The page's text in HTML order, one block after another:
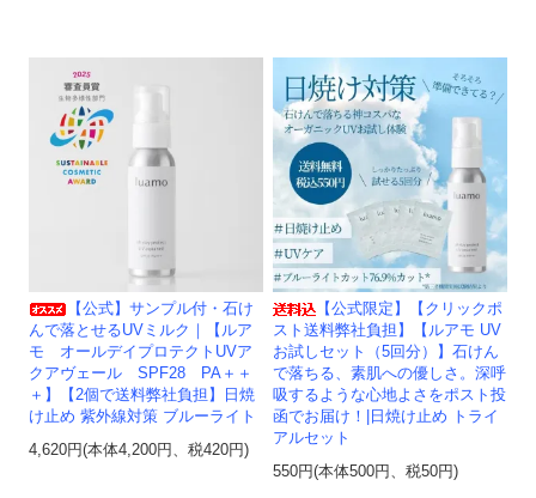
【公式】サンプル付・石け
んで落とせるUVミルク｜【ルア
モ オールデイプロテクトUVア
クアヴェール SPF28 PA＋＋
＋】【2個で送料弊社負担】日焼
け止め 紫外線対策 ブルーライト
4,620円(本体4,200円、税420円)
【公式限定】【クリックポ
スト送料弊社負担】【ルアモ UV
お試しセット（5回分）】石けん
で落ちる、素肌への優しさ。深呼
吸するような心地よさをポスト投
函でお届け！|日焼け止め トライ
アルセット
550円(本体500円、税50円)